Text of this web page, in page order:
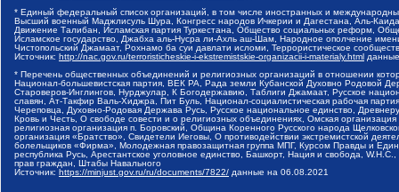
* Единый федеральный список организаций, в том числе иностранных и
Высший военный Маджлисуль Шура, Конгресс народов Ичкерии и Дагестана, Аль-
Движение Талибан, Исламская партия Туркестана, Общество социальных реформ,
Исламское государство, Джабха аль-Нусра ли-Ахль аш-Шам, Народное ополчение
Чистопольский Джамаат, Рохнамо ба суи давлати исломи, Террористическое
Источник: http://nac.gov.ru/terroristicheskie-i-ekstremistskie-organizacii-i-materialy.html
* Перечень общественных объединений и религиозных организаций в отношении
Национал-большевистская партия, ВЕК РА, Рада земли Кубанской Духовно Родовой
Староверов-Инглингов, Нурджулар, К Богодержавию, Таблиги Джамаат, Русское
славян, Ат-Такфир Валь-Хиджра, Пит Буль, Национал-социалистическая рабочая
Череповца, Духовно-Родовая Держава Русь, Русское национальное единство,
Кровь и Честь, О свободе совести и о религиозных объединениях, Омская
религиозная организация п. Боровский, Община Коренного Русского народа
организация «Братство», Свидетели Иеговы, О противодействии экстремистской
болельщиков «Фирма», Молодежная правозащитная группа МПГ, Курсом Правды и
республика Русь, Арестантское уголовное единство, Башкорт, Нация и свобода,
прав граждан, Штабы Навального
Источник: https://minjust.gov.ru/ru/documents/7822/ данные на 06.08.2021